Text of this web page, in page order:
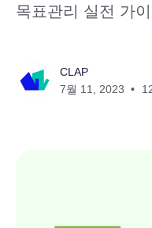
목표관리 실전 가
CLAP
7월 11, 2023